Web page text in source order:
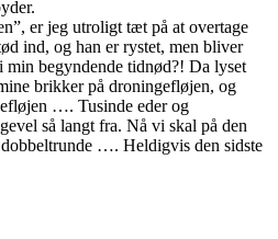
er jeg utroligt tæt på at overtage
ind, og han er rystet, men bliver
min begyndende tidnød?! Da lyset
brikker på droningefløjen, og
…. Tusinde eder og
så langt fra. Nå vi skal på den
…. Heldigvis den sidste